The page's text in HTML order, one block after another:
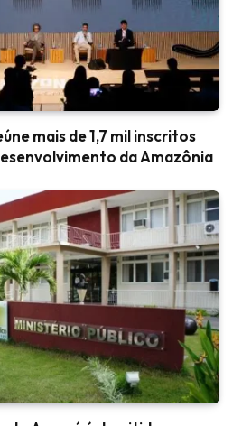
mais de 1,7 mil inscritos
da Amazônia